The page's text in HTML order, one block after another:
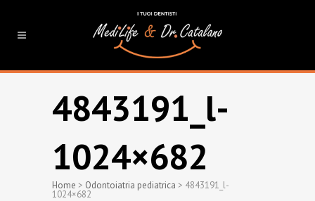
4843191_l-
1024×682
Home > Odontoiatria pediatrica > 4843191_l-
1024×682